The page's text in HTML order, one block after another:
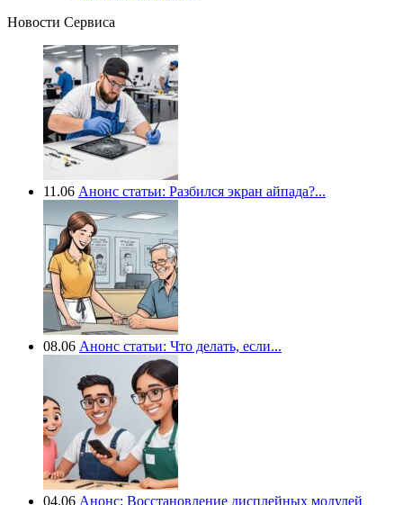
Новости Сервиса
11.06 Анонс статьи: Разбился экран айпада?...
08.06 Анонс статьи: Что делать, если...
04.06 Анонс: Восстановление дисплейных модулей